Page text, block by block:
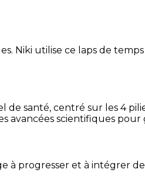
Niki utilise ce laps de
santé, centré sur les 4
avancées scientifiques
à progresser et à intégrer